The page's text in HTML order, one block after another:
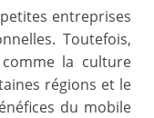
entreprises
Toutefois,
la culture
régions et le
du mobile